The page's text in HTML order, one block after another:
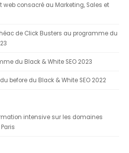
web consacré au Marketing, Sales et
de Click Busters au programme du
du Black & White SEO 2023
before du Black & White SEO 2022
intensive sur les domaines